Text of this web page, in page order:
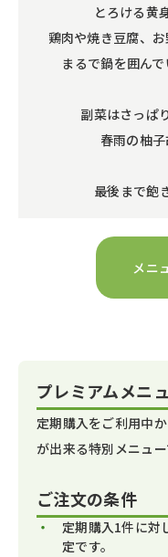
とろける黄
鶏肉や焼き豆腐、お
まるで鍋を囲ん
副菜はさっぱ
春雨の柚子
最後まで飽
メニ
プレミアムメニ
定期購入をご利用中
が出来る特別メニュー
ご注文の条件
定期購入1件に対
定です。